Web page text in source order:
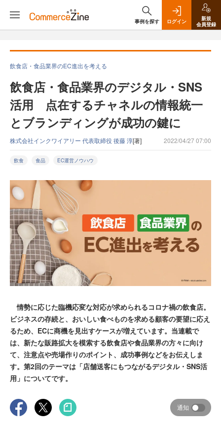
事例を探す ログイン
新規
会員登録
飲食店・食品業界のEC進出を考える
飲食店・食品業界のデジタル・SNS
活用 点在するチャネルの情報統一
とブランディングが成功の鍵に
株式会社インクワイアリー 代表取締役 後藤 淳[著] 2022/04/27 07:00
飲食 食品 EC運営ノウハウ
情勢に応じた臨機応変な対応が求められるコロナ禍の飲食店。
ビジネスの存続と、おいしい食べものを求める顧客の要望に応え
るため、ECに商機を見出すケースが増えています。当連載で
は、新たな販路拡大を模索する飲食店や食品業界の方々に向け
て、注意点や売場作りのポイント、成功事例などをお伝えしま
す。第2回のテーマは「店舗送客にもつながるデジタル・SNS活
用」についてです。
通知